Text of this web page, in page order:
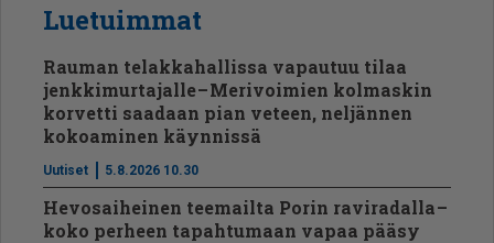
Luetuimmat
Rauman telakkahallissa vapautuu tilaa
jenkkimurtajalle – Merivoimien kolmaskin
korvetti saadaan pian veteen, neljännen
kokoaminen käynnissä
Uutiset 5.8.2026 10.30
Hevosaiheinen teemailta Porin raviradalla –
koko perheen tapahtumaan vapaa pääsy